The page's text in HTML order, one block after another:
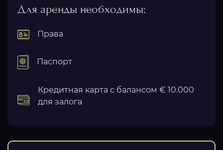
Для аренды необходимы:
Права
Паспорт
Кредитная карта с балансом € 10.000
для залога